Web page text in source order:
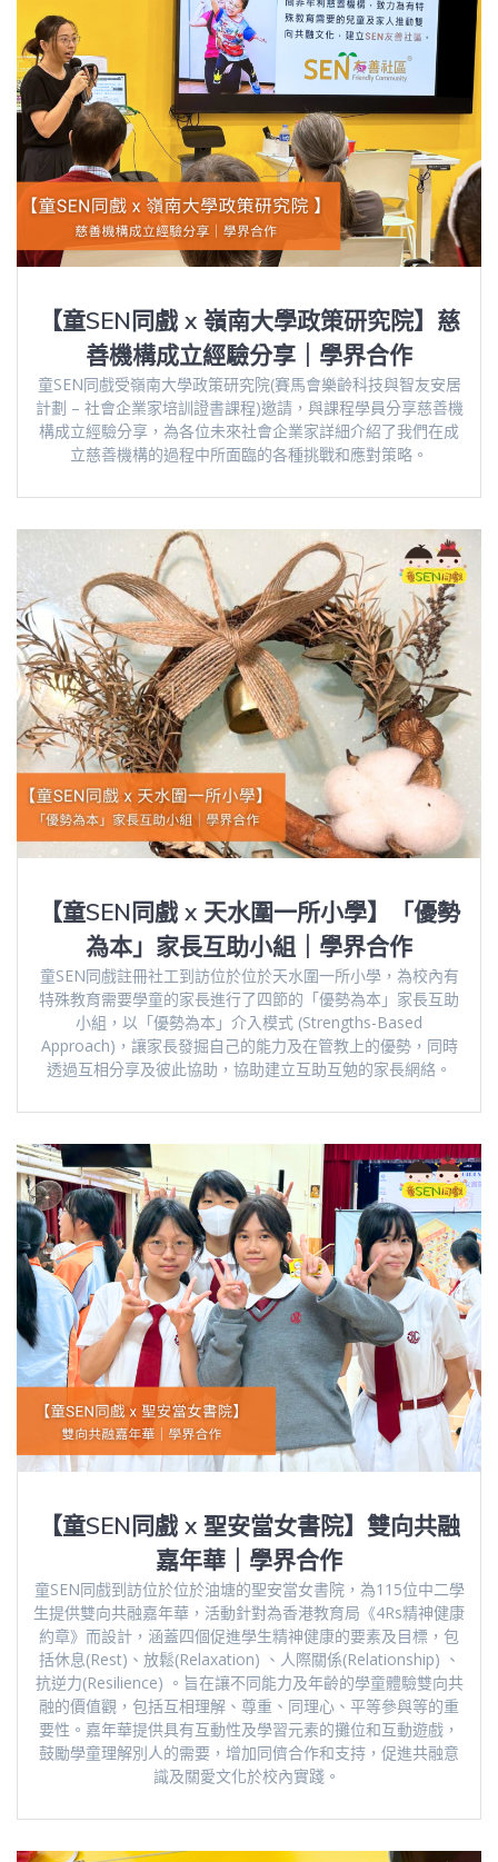
【童SEN同戲 x 嶺南大學政策研究院】慈
善機構成立經驗分享｜學界合作
童SEN同戲受嶺南大學政策研究院(賽馬會樂齡科技與智友安居
計劃 – 社會企業家培訓證書課程)邀請，與課程學員分享慈善機
構成立經驗分享，為各位未來社會企業家詳細介紹了我們在成
立慈善機構的過程中所面臨的各種挑戰和應對策略。
【童SEN同戲 x 天水圍一所小學】「優勢
為本」家長互助小組｜學界合作
童SEN同戲註冊社工到訪位於位於天水圍一所小學，為校內有
特殊教育需要學童的家長進行了四節的「優勢為本」家長互助
小組，以「優勢為本」介入模式 (Strengths-Based
Approach)，讓家長發掘自己的能力及在管教上的優勢，同時
透過互相分享及彼此協助，協助建立互助互勉的家長網絡。
【童SEN同戲 x 聖安當女書院】雙向共融
嘉年華｜學界合作
童SEN同戲到訪位於位於油塘的聖安當女書院，為115位中二學
生提供雙向共融嘉年華，活動針對為香港教育局《4Rs精神健康
約章》而設計，涵蓋四個促進學生精神健康的要素及目標，包
括休息(Rest)、放鬆(Relaxation) 、人際關係(Relationship) 、
抗逆力(Resilience) 。旨在讓不同能力及年齡的學童體驗雙向共
融的價值觀，包括互相理解、尊重、同理心、平等參與等的重
要性。嘉年華提供具有互動性及學習元素的攤位和互動遊戲，
鼓勵學童理解別人的需要，增加同儕合作和支持，促進共融意
識及關愛文化於校內實踐。